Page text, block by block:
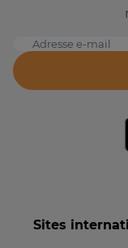
Adresse e-mail
Sites